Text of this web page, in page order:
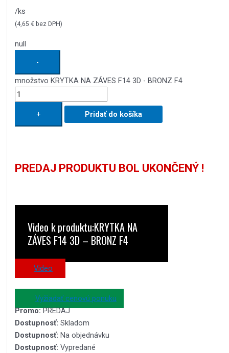
/ks
(4,65 € bez DPH)
null
-
množstvo KRYTKA NA ZÁVES F14 3D - BRONZ F4
+ Pridať do košíka
PREDAJ PRODUKTU BOL UKONČENÝ !
Video k produktu:KRYTKA NA
ZÁVES F14 3D – BRONZ F4
Video
Vyžiadať cenovú ponuku
Promo:PREDAJ
Dostupnosť: Skladom
Dostupnosť: Na objednávku
Dostupnosť: Vypredané